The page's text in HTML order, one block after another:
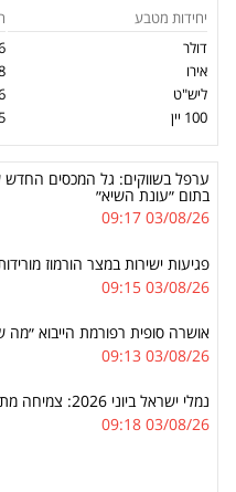
יחידות מטבע
דולר
אירו
ליש"ט
100 יין
ערפל בשווקים: גל המכסים
בתום ״עונת השיא״
03/08/26 09:17
פגיעות ישירות במצר הורמוז
03/08/26 09:15
אושרה סופית רפורמת הייבוא
03/08/26 09:13
נמלי ישראל ביוני 2026: צמיחה מתמשכת בנפח המטענים הכולל
03/08/26 09:18